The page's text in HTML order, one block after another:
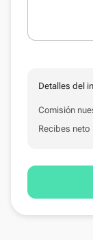
Detalles del
Comisión
Recibes neto